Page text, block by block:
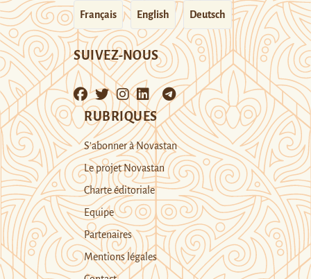
Français English Deutsch
SUIVEZ-NOUS
RUBRIQUES
S’abonner à Novastan
Le projet Novastan
Charte éditoriale
Equipe
Partenaires
Mentions légales